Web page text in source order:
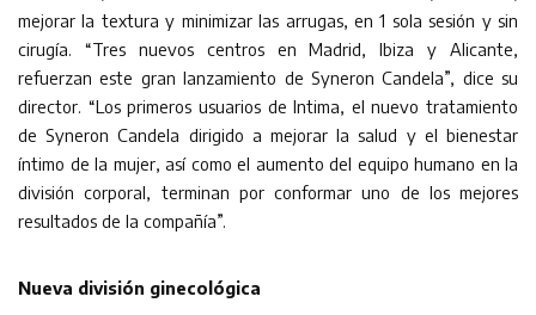
mejorar la textura y minimizar las arrugas, en 1 sola sesión y sin
cirugía. “Tres nuevos centros en Madrid, Ibiza y Alicante,
refuerzan este gran lanzamiento de Syneron Candela”, dice su
director. “Los primeros usuarios de Intima, el nuevo tratamiento
de Syneron Candela dirigido a mejorar la salud y el bienestar
íntimo de la mujer, así como el aumento del equipo humano en la
división corporal, terminan por conformar uno de los mejores
resultados de la compañía”.
Nueva división ginecológica